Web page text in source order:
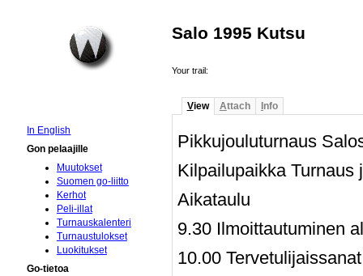
Salo 1995 Kutsu
Your trail:
View Attach Info
Pikkujouluturnaus
Kilpailupaikka Turnaus
Aikataulu
9.30 Ilmoittautuminen
10.00
In English
Gon pelaajille
Muutokset
Suomen go-liitto
Kerhot
Peli-illat
Turnauskalenteri
Turnaustulokset
Luokitukset
Go-tietoa